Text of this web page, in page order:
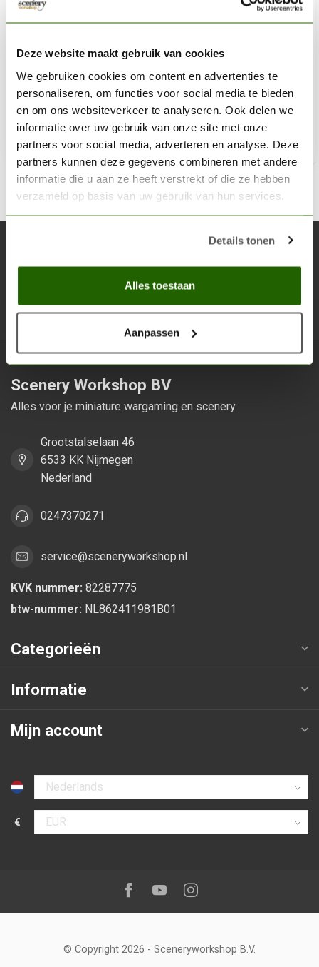
Deze website maakt gebruik van cookies
We gebruiken cookies om content en advertenties te
personaliseren, om functies voor social media te bieden
en om ons websiteverkeer te analyseren. Ook delen we
informatie over uw gebruik van onze site met onze
partners voor social media, adverteren en analyse. Deze
partners kunnen deze gegevens combineren met andere
informatie die u aan ze heeft verstrekt of die ze hebben
verzameld op basis van uw gebruik van hun services.
Details tonen
Alles toestaan
Aanpassen
Pocket Color Wheel US - 13cm - 3501
€8,59
Niet op voorraad
Blijf op de hoogte over onze laatste acties
Scenery Workshop BV
Alles voor je miniature wargaming en scenery
Grootstalselaan 46
6533 KK Nijmegen
Nederland
0247370271
service@sceneryworkshop.nl
KVK nummer: 82287775
btw-nummer: NL862411981B01
Categorieën
Informatie
Mijn account
Selecteer taal
€
Selecteer valuta
Volg ons op:Facebook
YoutubeInstagram
© Copyright 2026 - Sceneryworkshop B.V.